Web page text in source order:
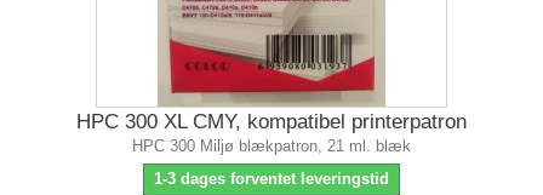
HPC 300 XL CMY, kompatibel printerpatron
HPC 300 Miljø blækpatron, 21 ml. blæk
1-3 dages forventet leveringstid